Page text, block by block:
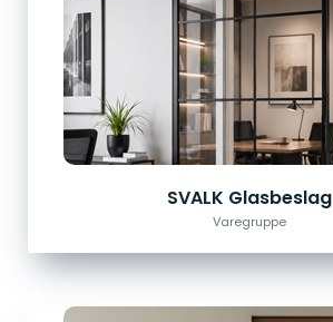
SVALK Glasbeslag
Varegruppe